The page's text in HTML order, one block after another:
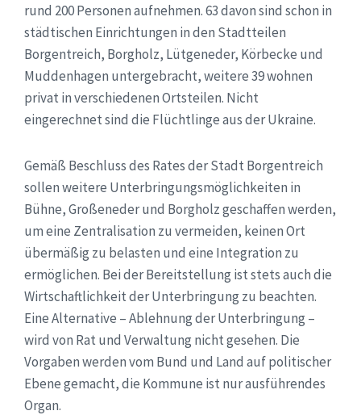
rund 200 Personen aufnehmen. 63 davon sind schon in
städtischen Einrichtungen in den Stadtteilen
Borgentreich, Borgholz, Lütgeneder, Körbecke und
Muddenhagen untergebracht, weitere 39 wohnen
privat in verschiedenen Ortsteilen. Nicht
eingerechnet sind die Flüchtlinge aus der Ukraine.
Gemäß Beschluss des Rates der Stadt Borgentreich
sollen weitere Unterbringungsmöglichkeiten in
Bühne, Großeneder und Borgholz geschaffen werden,
um eine Zentralisation zu vermeiden, keinen Ort
übermäßig zu belasten und eine Integration zu
ermöglichen. Bei der Bereitstellung ist stets auch die
Wirtschaftlichkeit der Unterbringung zu beachten.
Eine Alternative – Ablehnung der Unterbringung –
wird von Rat und Verwaltung nicht gesehen. Die
Vorgaben werden vom Bund und Land auf politischer
Ebene gemacht, die Kommune ist nur ausführendes
Organ.